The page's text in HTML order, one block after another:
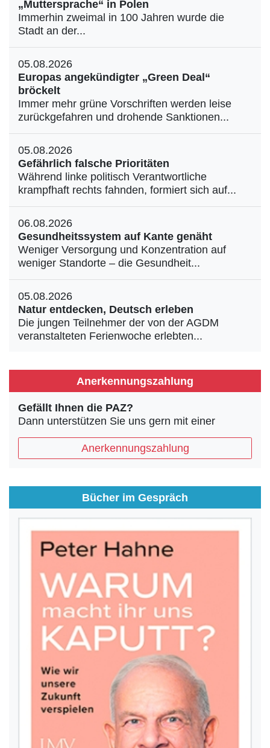
„Muttersprache“ in Polen
Immerhin zweimal in 100 Jahren wurde die
Stadt an der...
05.08.2026
Europas angekündigter „Green Deal“
bröckelt
Immer mehr grüne Vorschriften werden leise
zurückgefahren und drohende Sanktionen...
05.08.2026
Gefährlich falsche Prioritäten
Während linke politisch Verantwortliche
krampfhaft rechts fahnden, formiert sich auf...
06.08.2026
Gesundheitssystem auf Kante genäht
Weniger Versorgung und Konzentration auf
weniger Standorte – die Gesundheit...
05.08.2026
Natur entdecken, Deutsch erleben
Die jungen Teilnehmer der von der AGDM
veranstalteten Ferienwoche erlebten...
Anerkennungszahlung
Gefällt Ihnen die PAZ?
Dann unterstützen Sie uns gern mit einer
Anerkennungszahlung
Bücher im Gespräch